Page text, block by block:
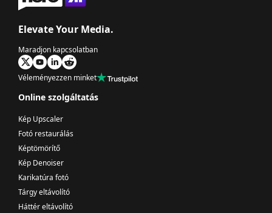
Elevate Your Media.
Maradjon kapcsolatban
Véleményezzen minket
Online szolgáltatás
Kép Upscaler
Fotó restaurálás
Képtömörítő
Kép Denoiser
Karikatúra fotó
Tárgy eltávolító
Háttér eltávolító